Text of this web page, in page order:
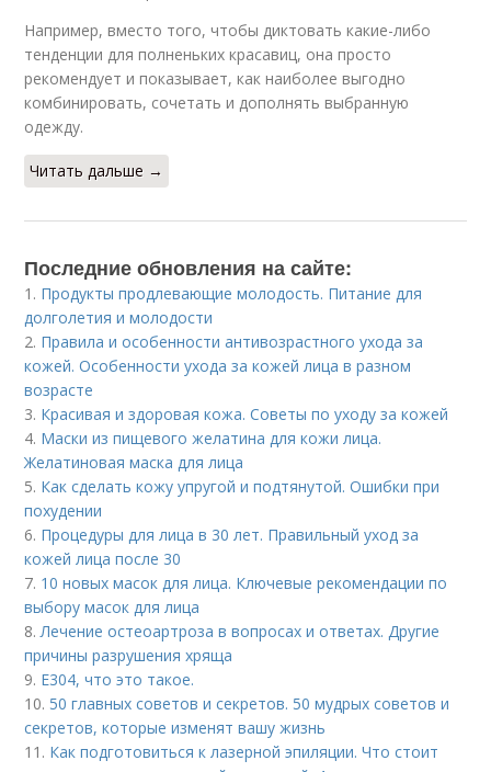
Например, вместо того, чтобы диктовать какие-либо
тенденции для полненьких красавиц, она просто
рекомендует и показывает, как наиболее выгодно
комбинировать, сочетать и дополнять выбранную
одежду.
Читать дальше →
Последние обновления на сайте:
1. Продукты продлевающие молодость. Питание для
долголетия и молодости
2. Правила и особенности антивозрастного ухода за
кожей. Особенности ухода за кожей лица в разном
возрасте
3. Красивая и здоровая кожа. Советы по уходу за кожей
4. Маски из пищевого желатина для кожи лица.
Желатиновая маска для лица
5. Как сделать кожу упругой и подтянутой. Ошибки при
похудении
6. Процедуры для лица в 30 лет. Правильный уход за
кожей лица после 30
7. 10 новых масок для лица. Ключевые рекомендации по
выбору масок для лица
8.Лечение остеоартроза в вопросах и ответах. Другие
причины разрушения хряща
9. Е304, что это такое.
10. 50 главных советов и секретов. 50 мудрых советов и
секретов, которые изменят вашу жизнь
11. Как подготовиться к лазерной эпиляции. Что стоит